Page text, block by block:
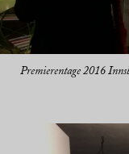
Premierentage 2016